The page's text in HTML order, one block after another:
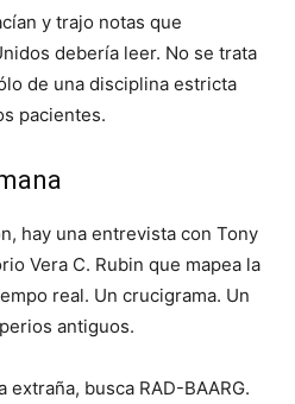
y trajo notas que
debería leer. No se trata
de una disciplina estricta
pacientes.
hay una entrevista con Tony
Vera C. Rubin que mapea la
real. Un crucigrama. Un
antiguos.
busca RAD-BAARG.